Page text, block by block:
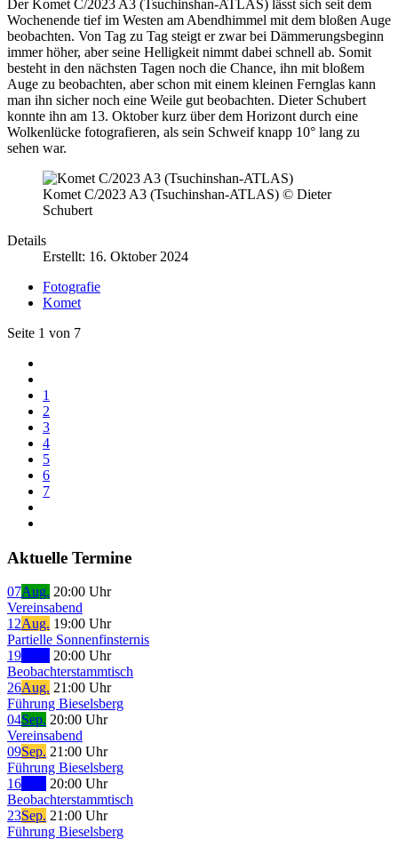
Der Komet C/2023 A3 (Tsuchinshan-ATLAS) lässt sich seit dem
Wochenende tief im Westen am Abendhimmel mit dem bloßen Auge
beobachten. Von Tag zu Tag steigt er zwar bei Dämmerungsbeginn
immer höher, aber seine Helligkeit nimmt dabei schnell ab. Somit
besteht in den nächsten Tagen noch die Chance, ihn mit bloßem
Auge zu beobachten, aber schon mit einem kleinen Fernglas kann
man ihn sicher noch eine Weile gut beobachten. Dieter Schubert
konnte ihn am 13. Oktober kurz über dem Horizont durch eine
Wolkenlücke fotografieren, als sein Schweif knapp 10° lang zu
sehen war.
Komet C/2023 A3 (Tsuchinshan-ATLAS) © Dieter
Schubert
Details
Erstellt: 16. Oktober 2024
Fotografie
Komet
Seite 1 von 7
1
2
3
4
5
6
7
Aktuelle Termine
07Aug. 20:00 Uhr
Vereinsabend
12Aug. 19:00 Uhr
Partielle Sonnenfinsternis
19
20:00 Uhr
Beobachterstammtisch
26Aug. 21:00 Uhr
Führung Bieselsberg
04Sep. 20:00 Uhr
Vereinsabend
09Sep. 21:00 Uhr
Führung Bieselsberg
16
20:00 Uhr
Beobachterstammtisch
23Sep. 21:00 Uhr
Führung Bieselsberg